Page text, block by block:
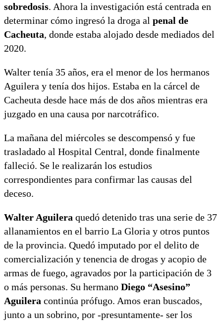
sobredosis. Ahora la investigación está centrada en
determinar cómo ingresó la droga al penal de
Cacheuta, donde estaba alojado desde mediados del
2020.
Walter tenía 35 años, era el menor de los hermanos
Aguilera y tenía dos hijos. Estaba en la cárcel de
Cacheuta desde hace más de dos años mientras era
juzgado en una causa por narcotráfico.
La mañana del miércoles se descompensó y fue
trasladado al Hospital Central, donde finalmente
falleció. Se le realizarán los estudios
correspondientes para confirmar las causas del
deceso.
Walter Aguilera quedó detenido tras una serie de 37
allanamientos en el barrio La Gloria y otros puntos
de la provincia. Quedó imputado por el delito de
comercialización y tenencia de drogas y acopio de
armas de fuego, agravados por la participación de 3
o más personas. Su hermano Diego “Asesino”
Aguilera continúa prófugo. Amos eran buscados,
junto a un sobrino, por -presuntamente- ser los